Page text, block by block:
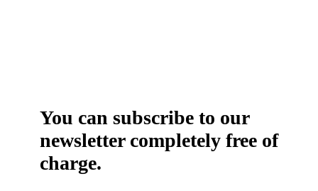
You can subscribe to our
newsletter completely free of
charge.